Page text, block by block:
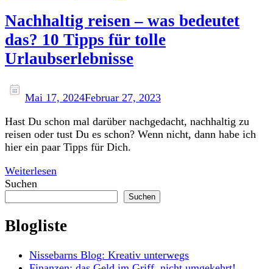
Nachhaltig reisen – was bedeutet
das? 10 Tipps für tolle
Urlaubserlebnisse
Mai 17, 2024Februar 27, 2023
Hast Du schon mal darüber nachgedacht, nachhaltig zu
reisen oder tust Du es schon? Wenn nicht, dann habe ich
hier ein paar Tipps für Dich.
Weiterlesen
Suchen
Suchen
Blogliste
Nissebarns Blog: Kreativ unterwegs